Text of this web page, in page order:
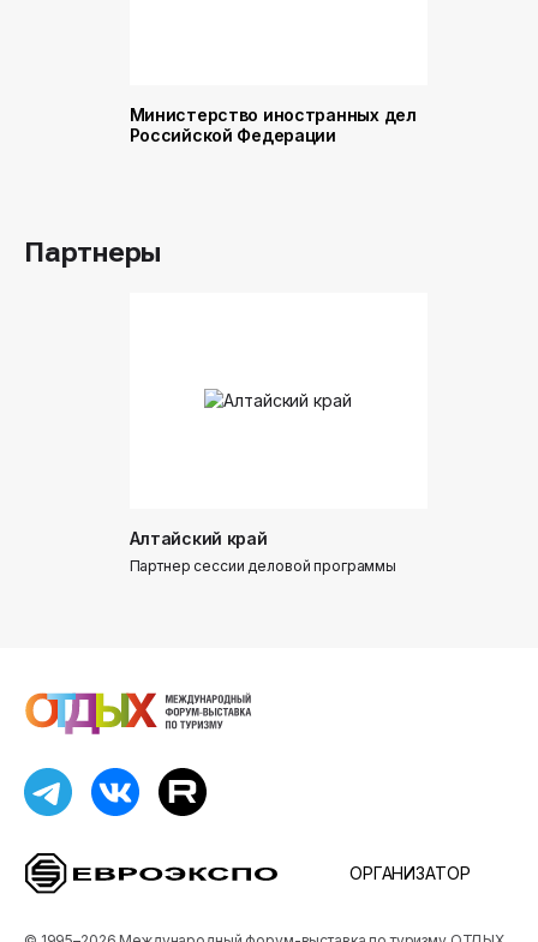
Министерство иностранных дел
Российской Федерации
Партнеры
Алтайский край
Партнер сессии деловой программы
ОРГАНИЗАТОР